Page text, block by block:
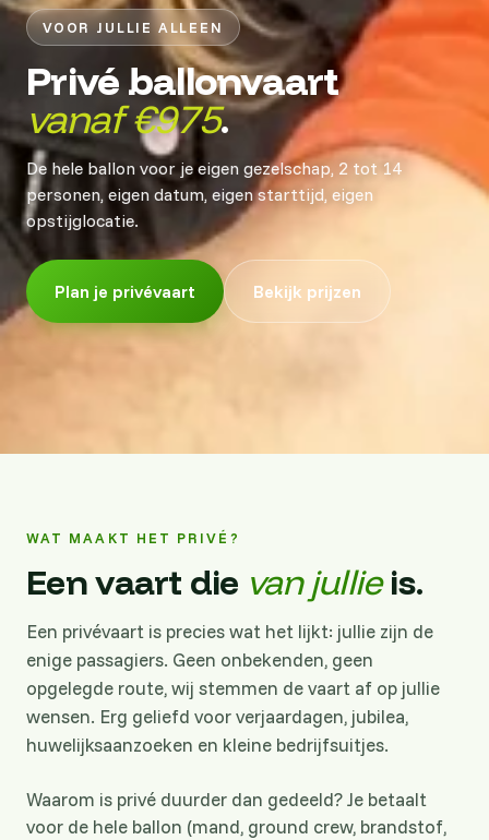
VOOR JULLIE ALLEEN
Privé ballonvaart
vanaf €975.
De hele ballon voor je eigen gezelschap, 2 tot 14
personen, eigen datum, eigen starttijd, eigen
opstijglocatie.
Plan je privévaart Bekijk prijzen
WAT MAAKT HET PRIVÉ?
Een vaart die van jullieis.
Een privévaart is precies wat het lijkt: jullie zijn de
enige passagiers. Geen onbekenden, geen
opgelegde route, wij stemmen de vaart af op jullie
wensen. Erg geliefd voor verjaardagen, jubilea,
huwelijksaanzoeken en kleine bedrijfsuitjes.
Waarom is privé duurder dan gedeeld? Je betaalt
voor de hele ballon (mand, ground crew, brandstof,